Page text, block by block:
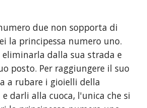
due non sopporta di
la principessa numero uno.
eliminarla dalla sua strada e
posto. Per raggiungere il suo
a rubare i gioielli della
darli alla cuoca, l'unica che si